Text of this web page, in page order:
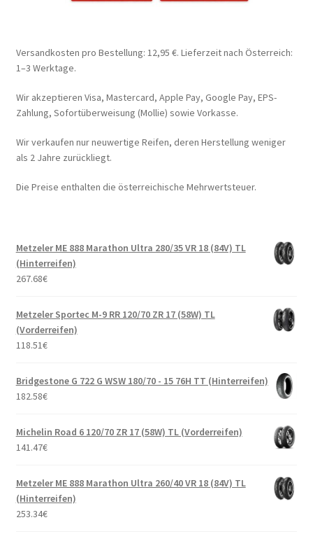
Versandkosten pro Bestellung: 12,95 €. Lieferzeit nach Österreich:
1–3 Werktage.
Wir akzeptieren Visa, Mastercard, Apple Pay, Google Pay, EPS-
Zahlung, Sofortüberweisung (Mollie) sowie Vorkasse.
Wir verkaufen nur neuwertige Reifen, deren Herstellung weniger
als 2 Jahre zurückliegt.
Die Preise enthalten die österreichische Mehrwertsteuer.
Metzeler ME 888 Marathon Ultra 280/35 VR 18 (84V) TL
(Hinterreifen)
267.68€
Metzeler Sportec M-9 RR 120/70 ZR 17 (58W) TL
(Vorderreifen)
118.51€
Bridgestone G 722 G WSW 180/70 - 15 76H TT (Hinterreifen)
182.58€
Michelin Road 6 120/70 ZR 17 (58W) TL (Vorderreifen)
141.47€
Metzeler ME 888 Marathon Ultra 260/40 VR 18 (84V) TL
(Hinterreifen)
253.34€